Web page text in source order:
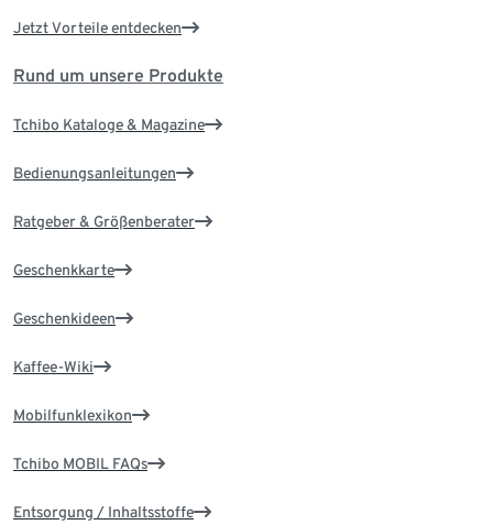
Jetzt Vorteile entdecken
Rund um unsere Produkte
Tchibo Kataloge & Magazine
Bedienungsanleitungen
Ratgeber & Größenberater
Geschenkkarte
Geschenkideen
Kaffee-Wiki
Mobilfunklexikon
Tchibo MOBIL FAQs
Entsorgung / Inhaltsstoffe